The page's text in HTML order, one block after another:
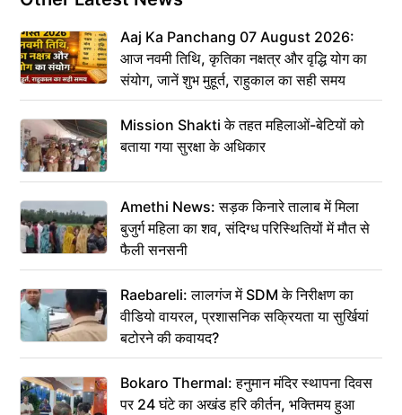
Aaj Ka Panchang 07 August 2026:
आज नवमी तिथि, कृतिका नक्षत्र और वृद्धि योग का
संयोग, जानें शुभ मुहूर्त, राहुकाल का सही समय
Mission Shakti के तहत महिलाओं-बेटियों को
बताया गया सुरक्षा के अधिकार
Amethi News: सड़क किनारे तालाब में मिला
बुजुर्ग महिला का शव, संदिग्ध परिस्थितियों में मौत से
फैली सनसनी
Raebareli: लालगंज में SDM के निरीक्षण का
वीडियो वायरल, प्रशासनिक सक्रियता या सुर्खियां
बटोरने की कवायद?
Bokaro Thermal: हनुमान मंदिर स्थापना दिवस
पर 24 घंटे का अखंड हरि कीर्तन, भक्तिमय हुआ